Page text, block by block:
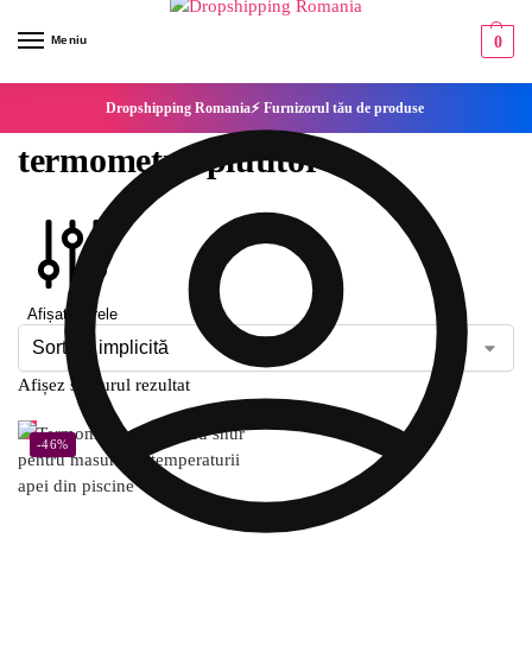
Meniu 0
Dropshipping Romania⚡ Furnizorul tău de produse
termometru plutitor
Afișați filtrele
Afișez singurul rezultat
-46%